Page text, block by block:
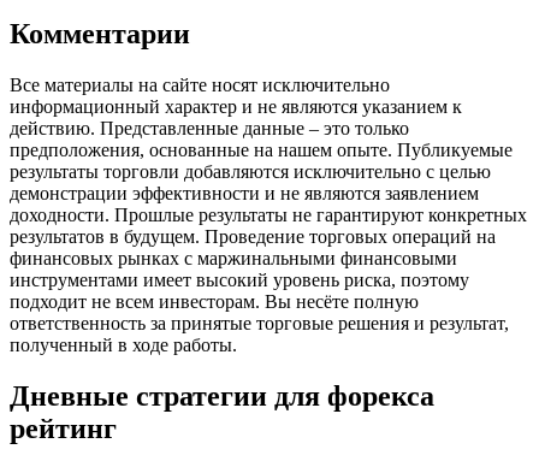
Комментарии
Все материалы на сайте носят исключительно
информационный характер и не являются указанием к
действию. Представленные данные – это только
предположения, основанные на нашем опыте. Публикуемые
результаты торговли добавляются исключительно с целью
демонстрации эффективности и не являются заявлением
доходности. Прошлые результаты не гарантируют конкретных
результатов в будущем. Проведение торговых операций на
финансовых рынках с маржинальными финансовыми
инструментами имеет высокий уровень риска, поэтому
подходит не всем инвесторам. Вы несёте полную
ответственность за принятые торговые решения и результат,
полученный в ходе работы.
Дневные стратегии для форекса
рейтинг